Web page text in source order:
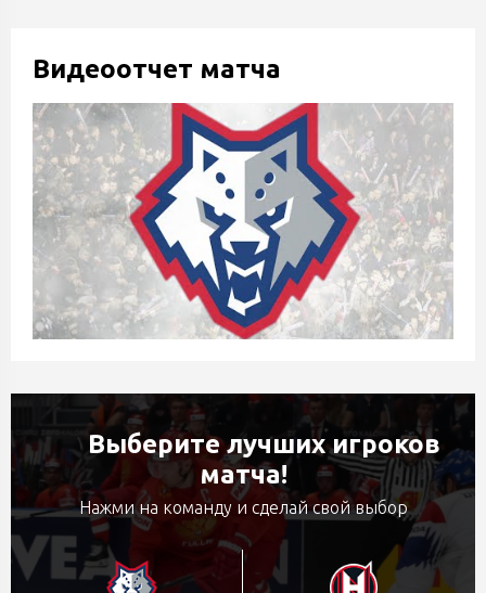
Видеоотчет матча
Выберите лучших игроков
матча!
Нажми на команду и сделай свой выбор